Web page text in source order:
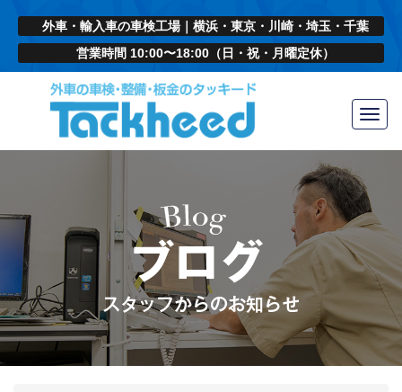
外車・輸入車の車検工場｜横浜・東京・川崎・埼玉・千葉
営業時間 10:00〜18:00（日・祝・月曜定休）